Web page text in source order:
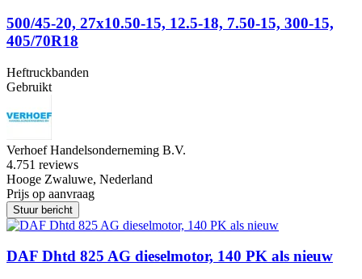
500/45-20, 27x10.50-15, 12.5-18, 7.50-15, 300-15,
405/70R18
Heftruckbanden
Gebruikt
Verhoef Handelsonderneming B.V.
4.751 reviews
Hooge Zwaluwe, Nederland
Prijs op aanvraag
Stuur bericht
DAF Dhtd 825 AG dieselmotor, 140 PK als nieuw